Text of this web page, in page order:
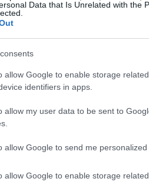
Data that Is Unrelated with the
allow Google to enable storage
identifiers in apps.
allow my user data to be sent to
allow Google to send me personalized
allow Google to enable storage
Γιόχανσον μιλά
ευγενικός, στοργικός